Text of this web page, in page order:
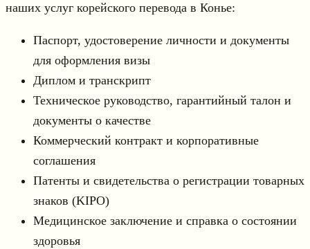
наших услуг корейского перевода в Конье:
Паспорт, удостоверение личности и документы
для оформления визы
Диплом и транскрипт
Техническое руководство, гарантийный талон и
документы о качестве
Коммерческий контракт и корпоративные
соглашения
Патенты и свидетельства о регистрации товарных
знаков (KIPO)
Медицинское заключение и справка о состоянии
здоровья